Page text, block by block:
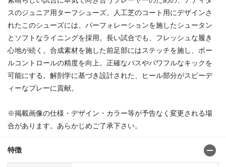
スのジュニア用ターフシューズ。人工芝のコート用にデザインさ
れたこのシューズには、パーフォレーションを施したシュータン
とソフトなライニングを採用。長い試合でも、フレッシュな履き
心地が続く。合成素材を施した前足部にはステッチを施し、ボー
ルコントロールの精度を向上。正確なパスやパワフルなキックを
可能にする。解剖学に基づき設計された、ヒール部分がスピーデ
ィーなプレーに貢献。
※掲載画像の仕様・デザイン・カラー等が予告なく変更される場
合があります。あらかじめご了承下さい。
特徴